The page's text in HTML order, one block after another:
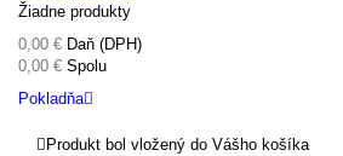
Žiadne produkty
0,00 € Daň (DPH)
0,00 € Spolu
Pokladňa
Produkt bol vložený do Vášho košíka